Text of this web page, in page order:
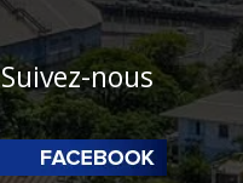
Suivez-nous